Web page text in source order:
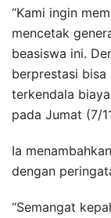
“Kami ingin
mencetak
beasiswa ini.
berprestasi
terkendala
pada Jumat (7/
Ia
dengan
“Semangat